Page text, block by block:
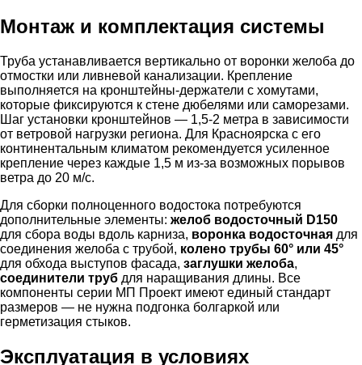
Монтаж и комплектация системы
Труба устанавливается вертикально от воронки желоба до
отмостки или ливневой канализации. Крепление
выполняется на кронштейны-держатели с хомутами,
которые фиксируются к стене дюбелями или саморезами.
Шаг установки кронштейнов — 1,5-2 метра в зависимости
от ветровой нагрузки региона. Для Красноярска с его
континентальным климатом рекомендуется усиленное
крепление через каждые 1,5 м из-за возможных порывов
ветра до 20 м/с.
Для сборки полноценного водостока потребуются
дополнительные элементы: желоб водосточный D150
для сбора воды вдоль карниза, воронка водосточная для
соединения желоба с трубой, колено трубы 60° или 45°
для обхода выступов фасада, заглушки желоба,
соединители труб для наращивания длины. Все
компоненты серии МП Проект имеют единый стандарт
размеров — не нужна подгонка болгаркой или
герметизация стыков.
Эксплуатация в условиях